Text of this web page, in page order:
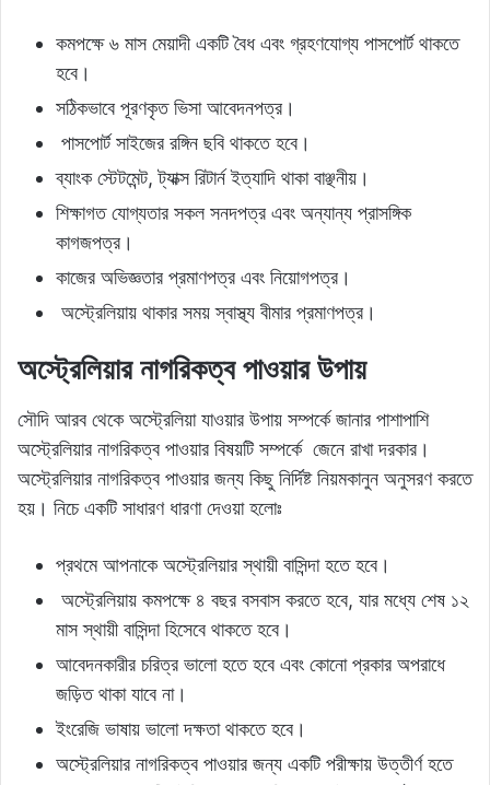
কমপক্ষে ৬ মাস মেয়াদী একটি বৈধ এবং গ্রহণযোগ্য পাসপোর্ট থাকতে
হবে।
সঠিকভাবে পূরণকৃত ভিসা আবেদনপত্র।
পাসপোর্ট সাইজের রঙ্গিন ছবি থাকতে হবে।
ব্যাংক স্টেটমেন্ট, ট্যাক্স রিটার্ন ইত্যাদি থাকা বাঞ্ছনীয়।
শিক্ষাগত যোগ্যতার সকল সনদপত্র এবং অন্যান্য প্রাসঙ্গিক
কাগজপত্র।
কাজের অভিজ্ঞতার প্রমাণপত্র এবং নিয়োগপত্র।
অস্ট্রেলিয়ায় থাকার সময় স্বাস্থ্য বীমার প্রমাণপত্র।
অস্ট্রেলিয়ার নাগরিকত্ব পাওয়ার উপায়
সৌদি আরব থেকে অস্ট্রেলিয়া যাওয়ার উপায় সম্পর্কে জানার পাশাপাশি
অস্ট্রেলিয়ার নাগরিকত্ব পাওয়ার বিষয়টি সম্পর্কে জেনে রাখা দরকার।
অস্ট্রেলিয়ার নাগরিকত্ব পাওয়ার জন্য কিছু নির্দিষ্ট নিয়মকানুন অনুসরণ করতে
হয়। নিচে একটি সাধারণ ধারণা দেওয়া হলোঃ
প্রথমে আপনাকে অস্ট্রেলিয়ার স্থায়ী বাসিন্দা হতে হবে।
অস্ট্রেলিয়ায় কমপক্ষে ৪ বছর বসবাস করতে হবে, যার মধ্যে শেষ ১২
মাস স্থায়ী বাসিন্দা হিসেবে থাকতে হবে।
আবেদনকারীর চরিত্র ভালো হতে হবে এবং কোনো প্রকার অপরাধে
জড়িত থাকা যাবে না।
ইংরেজি ভাষায় ভালো দক্ষতা থাকতে হবে।
অস্ট্রেলিয়ার নাগরিকত্ব পাওয়ার জন্য একটি পরীক্ষায় উত্তীর্ণ হতে